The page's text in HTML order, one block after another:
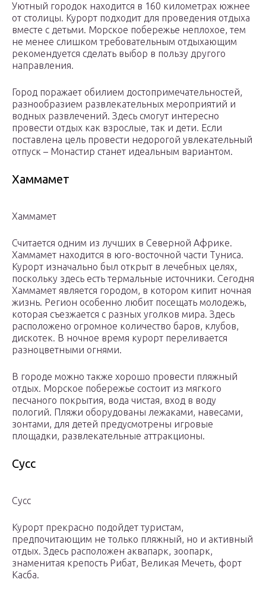
Уютный городок находится в 160 километрах южнее
от столицы. Курорт подходит для проведения отдыха
вместе с детьми. Морское побережье неплохое, тем
не менее слишком требовательным отдыхающим
рекомендуется сделать выбор в пользу другого
направления.
Город поражает обилием достопримечательностей,
разнообразием развлекательных мероприятий и
водных развлечений. Здесь смогут интересно
провести отдых как взрослые, так и дети. Если
поставлена цель провести недорогой увлекательный
отпуск – Монастир станет идеальным вариантом.
Хаммамет
Хаммамет
Считается одним из лучших в Северной Африке.
Хаммамет находится в юго-восточной части Туниса.
Курорт изначально был открыт в лечебных целях,
поскольку здесь есть термальные источники. Сегодня
Хаммамет является городом, в котором кипит ночная
жизнь. Регион особенно любит посещать молодежь,
которая съезжается с разных уголков мира. Здесь
расположено огромное количество баров, клубов,
дискотек. В ночное время курорт переливается
разноцветными огнями.
В городе можно также хорошо провести пляжный
отдых. Морское побережье состоит из мягкого
песчаного покрытия, вода чистая, вход в воду
пологий. Пляжи оборудованы лежаками, навесами,
зонтами, для детей предусмотрены игровые
площадки, развлекательные аттракционы.
Сусс
Сусс
Курорт прекрасно подойдет туристам,
предпочитающим не только пляжный, но и активный
отдых. Здесь расположен аквапарк, зоопарк,
знаменитая крепость Рибат, Великая Мечеть, форт
Касба.